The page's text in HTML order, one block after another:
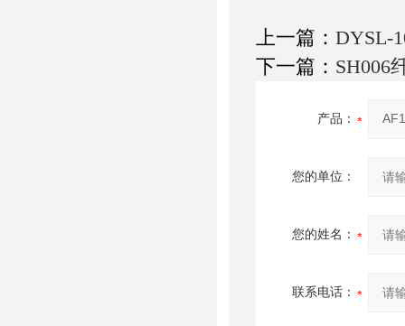
上一篇： DYSL-
下一篇： SH006
产品：
您的单位：
您的姓名：
联系电话：